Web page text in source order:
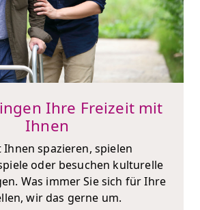
Ihre Freizeit mit
Ihnen
spazieren, spielen
oder besuchen kulturelle
Was immer Sie sich für Ihre
wir das gerne um.